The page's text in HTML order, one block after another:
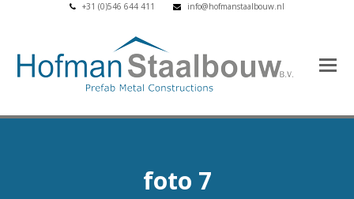
+31 (0)546 644 411 info@hofmanstaalbouw.nl
foto 7